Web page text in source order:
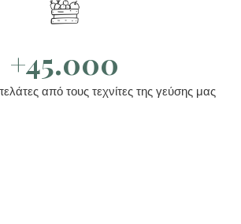
+45.000
από τους τεχνίτες της γεύσης μας